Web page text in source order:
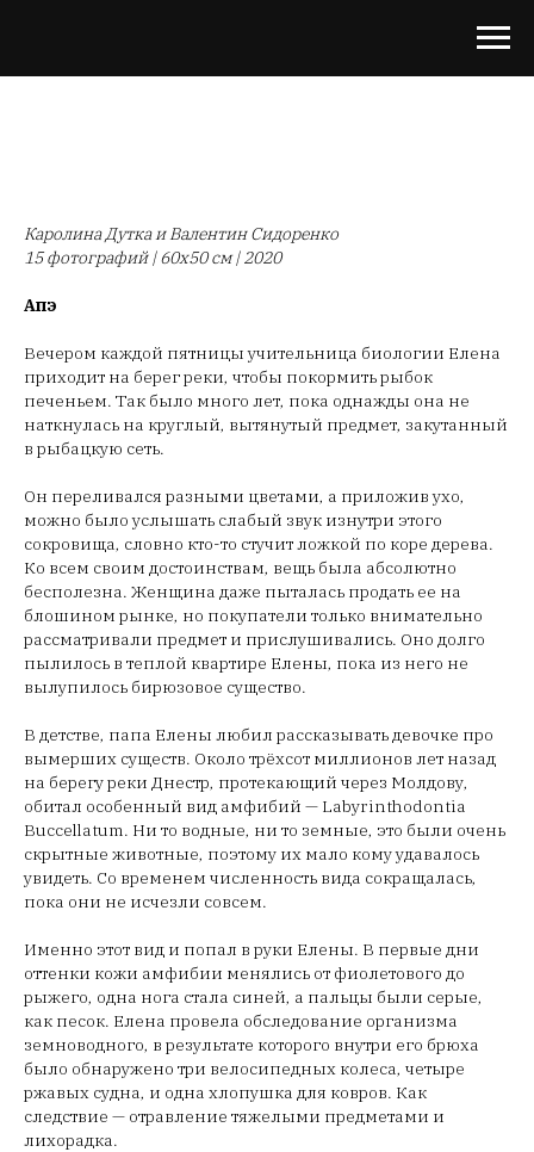
Каролина Дутка и Валентин Сидоренко
15 фотографий | 60x50 см | 2020
Апэ
Вечером каждой пятницы учительница биологии Елена
приходит на берег реки, чтобы покормить рыбок
печеньем. Так было много лет, пока однажды она не
наткнулась на круглый, вытянутый предмет, закутанный
в рыбацкую сеть.
Он переливался разными цветами, а приложив ухо,
можно было услышать слабый звук изнутри этого
сокровища, словно кто-то стучит ложкой по коре дерева.
Ко всем своим достоинствам, вещь была абсолютно
бесполезна. Женщина даже пыталась продать ее на
блошином рынке, но покупатели только внимательно
рассматривали предмет и прислушивались. Оно долго
пылилось в теплой квартире Елены, пока из него не
вылупилось бирюзовое существо.
В детстве, папа Елены любил рассказывать девочке про
вымерших существ. Около трёхсот миллионов лет назад
на берегу реки Днестр, протекающий через Молдову,
обитал особенный вид амфибий — Labyrinthodontia
Buccellatum. Ни то водные, ни то земные, это были очень
скрытные животные, поэтому их мало кому удавалось
увидеть. Со временем численность вида сокращалась,
пока они не исчезли совсем.
Именно этот вид и попал в руки Елены. В первые дни
оттенки кожи амфибии менялись от фиолетового до
рыжего, одна нога стала синей, а пальцы были серые,
как песок. Елена провела обследование организма
земноводного, в результате которого внутри его брюха
было обнаружено три велосипедных колеса, четыре
ржавых судна, и одна хлопушка для ковров. Как
следствие — отравление тяжелыми предметами и
лихорадка.